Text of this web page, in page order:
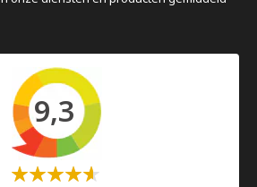
9,3
Waardering: